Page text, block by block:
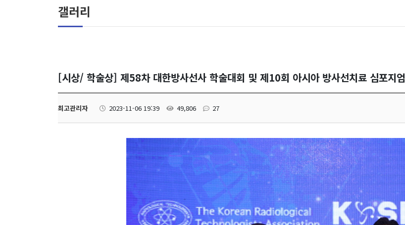
갤러리
[시상/ 학술상] 제58차 대한방사선사 학술대회 및 제10회 아시아 방사선치료 심포지엄
최고관리자 2023-11-06 19:39 49,806 27